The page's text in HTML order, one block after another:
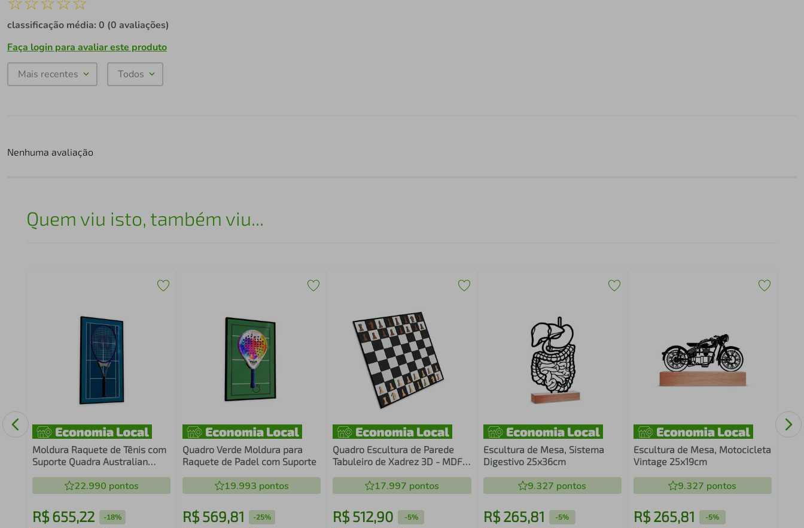
classificação média: 0 (0 avaliações)
Faça login para avaliar este produto
Mais recentes Todos
Nenhuma avaliação
Quem viu isto, também viu...
Moldura Raquete de Tênis com
Suporte Quadra Australian
22.990 pontos
R$ 655,22 -18%
Quadro Verde Moldura para
Raquete de Padel com Suporte
19.993 pontos
R$ 569,81 -25%
Quadro Escultura de Parede
Tabuleiro de Xadrez 3D - MDF
17.997 pontos
R$512,90 -5%
Escultura de Mesa, Sistema
Digestivo 25x36cm
9.327 pontos
R$ 265,81 -5%
Escultura de Mesa, Motocicleta
Vintage 25x19cm
9.327 pontos
R$ 265,81 -5%